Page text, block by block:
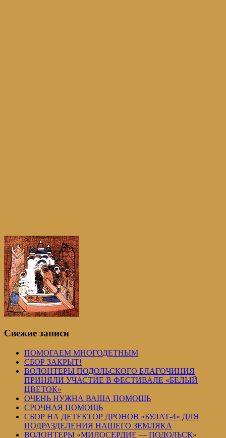
Свежие записи
ПОМОГАЕМ МНОГОДЕТНЫМ
СБОР ЗАКРЫТ!
ВОЛОНТЕРЫ ПОДОЛЬСКОГО БЛАГОЧИНИЯ
ПРИНЯЛИ УЧАСТИЕ В ФЕСТИВАЛЕ «БЕЛЫЙ
ЦВЕТОК»
ОЧЕНЬ НУЖНА ВАША ПОМОЩЬ
СРОЧНАЯ ПОМОЩЬ
СБОР НА ДЕТЕКТОР ДРОНОВ «БУЛАТ-4» ДЛЯ
ПОДРАЗДЕЛЕНИЯ НАШЕГО ЗЕМЛЯКА
ВОЛОНТЕРЫ «МИЛОСЕРДИЕ — ПОДОЛЬСК»